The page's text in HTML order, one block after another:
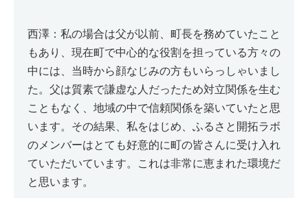
西澤：私の場合は父が以前、町長を務めていたこと
もあり、現在町で中心的な役割を担っている方々の
中には、当時から顔なじみの方もいらっしゃいまし
た。父は質素で謙虚な人だったため対立関係を生む
こともなく、地域の中で信頼関係を築いていたと思
います。その結果、私をはじめ、ふるさと開拓ラボ
のメンバーはとても好意的に町の皆さんに受け入れ
ていただいています。これは非常に恵まれた環境だ
と思います。